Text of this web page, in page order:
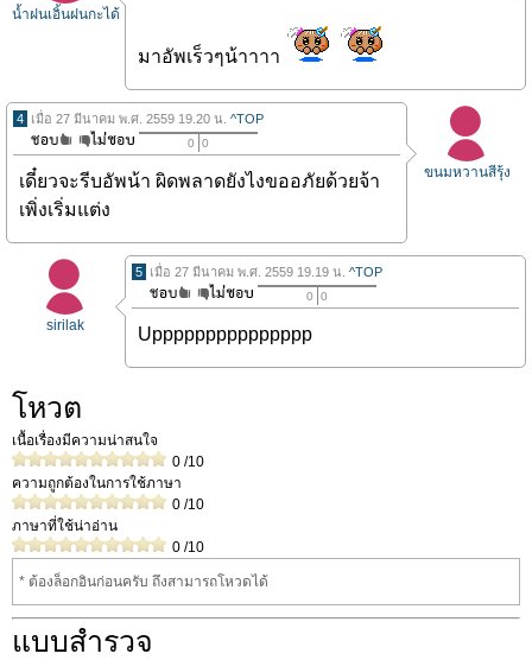
น้ำฝนเอิ้นฝนกะได้
มาอัพเร็วๆน้าาาา
ขนมหวานสีรุ้ง
4 เมื่อ 27 มีนาคม พ.ศ. 2559 19.20 น. ^TOP
0 0
เดี๋ยวจะรีบอัพน้า ผิดพลาดยังไงขออภัยด้วยจ้า
เพิ่งเริ่มแต่ง
sirilak
5 เมื่อ 27 มีนาคม พ.ศ. 2559 19.19 น. ^TOP
0 0
Uppppppppppppppp
โหวต
เนื้อเรื่องมีความน่าสนใจ
0 /10
ความถูกต้องในการใช้ภาษา
0 /10
ภาษาที่ใช้น่าอ่าน
0 /10
* ต้องล็อกอินก่อนครับ ถึงสามารถโหวดได้
แบบสำรวจ